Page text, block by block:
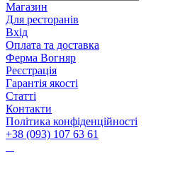
Магазин
Для ресторанів
Вхід
Оплата та доставка
Ферма Вогняр
Реєстрація
Гарантія якості
Статті
Контакти
Політика конфіденційності
+38 (093) 107 63 61